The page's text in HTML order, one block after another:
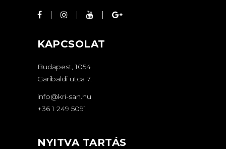
KAPCSOLAT
Budapest, 1054
Garibaldi utca 7.
info@kri-san.hu
+36 1 249 5091
NYITVA TARTÁS